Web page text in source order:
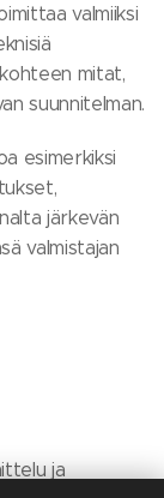
valmiiksi
mitat,
suunnitelman.
esimerkiksi
järkevän
valmistajan
ja